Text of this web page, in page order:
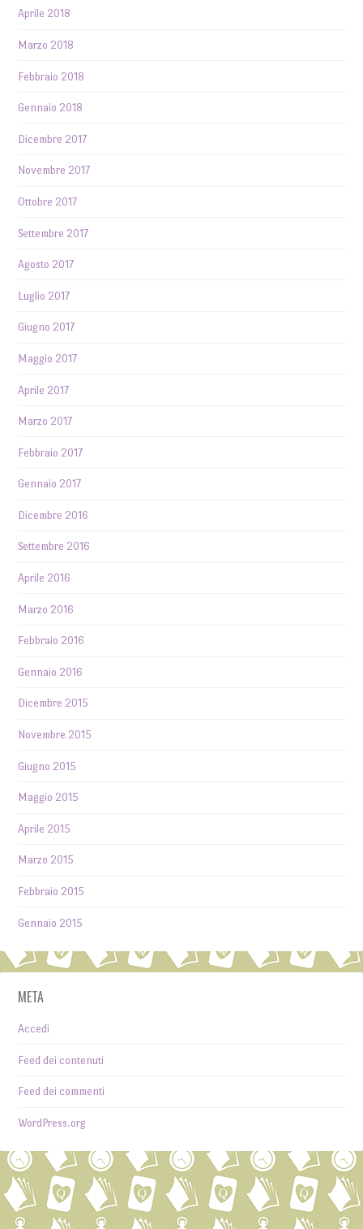
Aprile 2018
Marzo 2018
Febbraio 2018
Gennaio 2018
Dicembre 2017
Novembre 2017
Ottobre 2017
Settembre 2017
Agosto 2017
Luglio 2017
Giugno 2017
Maggio 2017
Aprile 2017
Marzo 2017
Febbraio 2017
Gennaio 2017
Dicembre 2016
Settembre 2016
Aprile 2016
Marzo 2016
Febbraio 2016
Gennaio 2016
Dicembre 2015
Novembre 2015
Giugno 2015
Maggio 2015
Aprile 2015
Marzo 2015
Febbraio 2015
Gennaio 2015
META
Accedi
Feed dei contenuti
Feed dei commenti
WordPress.org